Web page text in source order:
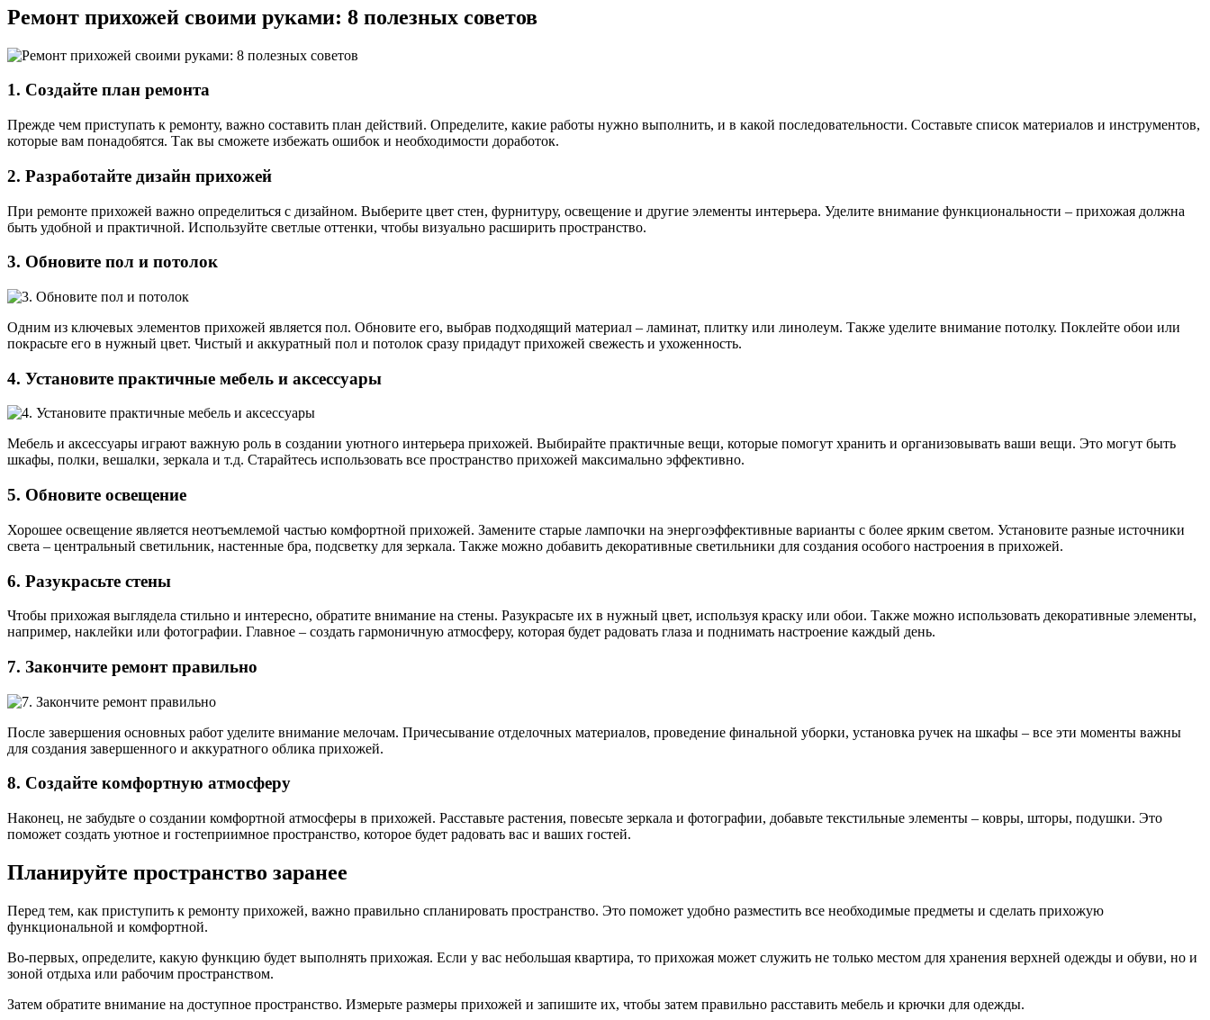
Ремонт прихожей своими руками: 8 полезных советов
1. Создайте план ремонта
Прежде чем приступать к ремонту, важно составить план действий. Определите, какие работы нужно выполнить, и в какой последовательности. Составьте список материалов и инструментов,
которые вам понадобятся. Так вы сможете избежать ошибок и необходимости доработок.
2. Разработайте дизайн прихожей
При ремонте прихожей важно определиться с дизайном. Выберите цвет стен, фурнитуру, освещение и другие элементы интерьера. Уделите внимание функциональности – прихожая должна
быть удобной и практичной. Используйте светлые оттенки, чтобы визуально расширить пространство.
3. Обновите пол и потолок
Одним из ключевых элементов прихожей является пол. Обновите его, выбрав подходящий материал – ламинат, плитку или линолеум. Также уделите внимание потолку. Поклейте обои или
покрасьте его в нужный цвет. Чистый и аккуратный пол и потолок сразу придадут прихожей свежесть и ухоженность.
4. Установите практичные мебель и аксессуары
Мебель и аксессуары играют важную роль в создании уютного интерьера прихожей. Выбирайте практичные вещи, которые помогут хранить и организовывать ваши вещи. Это могут быть
шкафы, полки, вешалки, зеркала и т.д. Старайтесь использовать все пространство прихожей максимально эффективно.
5. Обновите освещение
Хорошее освещение является неотъемлемой частью комфортной прихожей. Замените старые лампочки на энергоэффективные варианты с более ярким светом. Установите разные источники
света – центральный светильник, настенные бра, подсветку для зеркала. Также можно добавить декоративные светильники для создания особого настроения в прихожей.
6. Разукрасьте стены
Чтобы прихожая выглядела стильно и интересно, обратите внимание на стены. Разукрасьте их в нужный цвет, используя краску или обои. Также можно использовать декоративные элементы,
например, наклейки или фотографии. Главное – создать гармоничную атмосферу, которая будет радовать глаза и поднимать настроение каждый день.
7. Закончите ремонт правильно
После завершения основных работ уделите внимание мелочам. Причесывание отделочных материалов, проведение финальной уборки, установка ручек на шкафы – все эти моменты важны
для создания завершенного и аккуратного облика прихожей.
8. Создайте комфортную атмосферу
Наконец, не забудьте о создании комфортной атмосферы в прихожей. Расставьте растения, повесьте зеркала и фотографии, добавьте текстильные элементы – ковры, шторы, подушки. Это
поможет создать уютное и гостеприимное пространство, которое будет радовать вас и ваших гостей.
Планируйте пространство заранее
Перед тем, как приступить к ремонту прихожей, важно правильно спланировать пространство. Это поможет удобно разместить все необходимые предметы и сделать прихожую
функциональной и комфортной.
Во-первых, определите, какую функцию будет выполнять прихожая. Если у вас небольшая квартира, то прихожая может служить не только местом для хранения верхней одежды и обуви, но и
зоной отдыха или рабочим пространством.
Затем обратите внимание на доступное пространство. Измерьте размеры прихожей и запишите их, чтобы затем правильно расставить мебель и крючки для одежды.